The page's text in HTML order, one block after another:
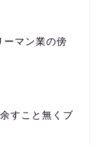
ーマン業の傍
すこと無くブ